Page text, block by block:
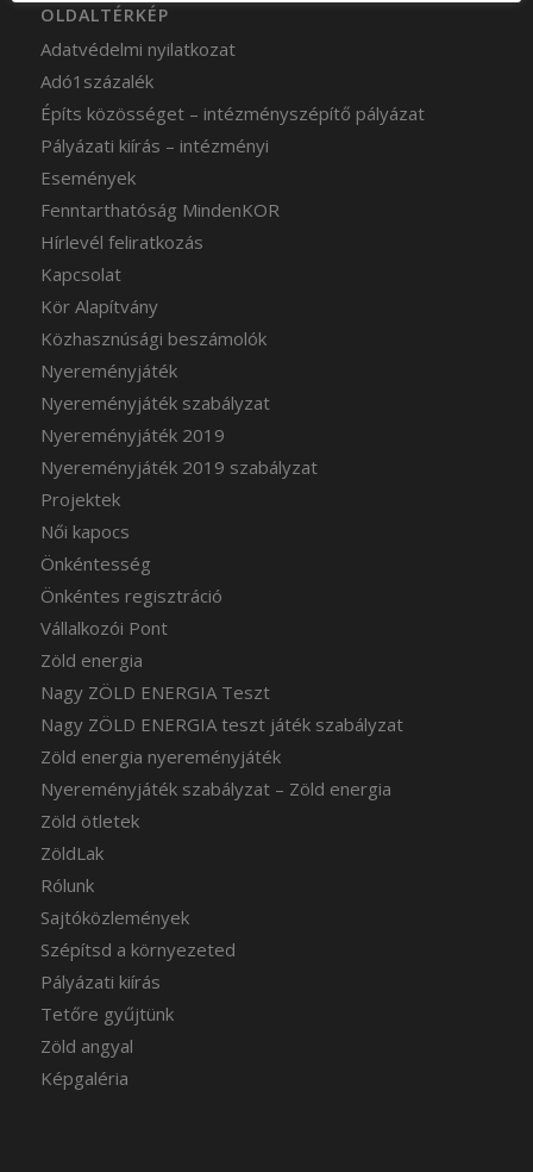
OLDALTÉRKÉP
Adatvédelmi nyilatkozat
Adó1százalék
Építs közösséget – intézményszépítő pályázat
Pályázati kiírás – intézményi
Események
Fenntarthatóság MindenKOR
Hírlevél feliratkozás
Kapcsolat
Kör Alapítvány
Közhasznúsági beszámolók
Nyereményjáték
Nyereményjáték szabályzat
Nyereményjáték 2019
Nyereményjáték 2019 szabályzat
Projektek
Női kapocs
Önkéntesség
Önkéntes regisztráció
Vállalkozói Pont
Zöld energia
Nagy ZÖLD ENERGIA Teszt
Nagy ZÖLD ENERGIA teszt játék szabályzat
Zöld energia nyereményjáték
Nyereményjáték szabályzat – Zöld energia
Zöld ötletek
ZöldLak
Rólunk
Sajtóközlemények
Szépítsd a környezeted
Pályázati kiírás
Tetőre gyűjtünk
Zöld angyal
Képgaléria